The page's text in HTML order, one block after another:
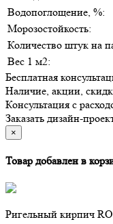
Водопоглощение, %:
Морозостойкость:
Количество штук на
Вес 1 м2:
Бесплатная
Наличие, акции,
Консультация с
Заказать дизайн-
×
Товар добавлен в
Ригельный кирпич